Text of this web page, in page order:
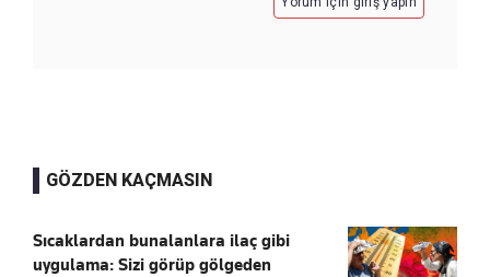
GÖZDEN KAÇMASIN
Sıcaklardan bunalanlara ilaç gibi
uygulama: Sizi görüp gölgeden